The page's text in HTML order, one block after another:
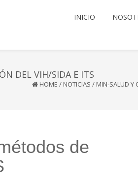
INICIO
DEL VIH/SIDA E ITS
HOME / NOTICIAS / MIN-SALUD Y
de